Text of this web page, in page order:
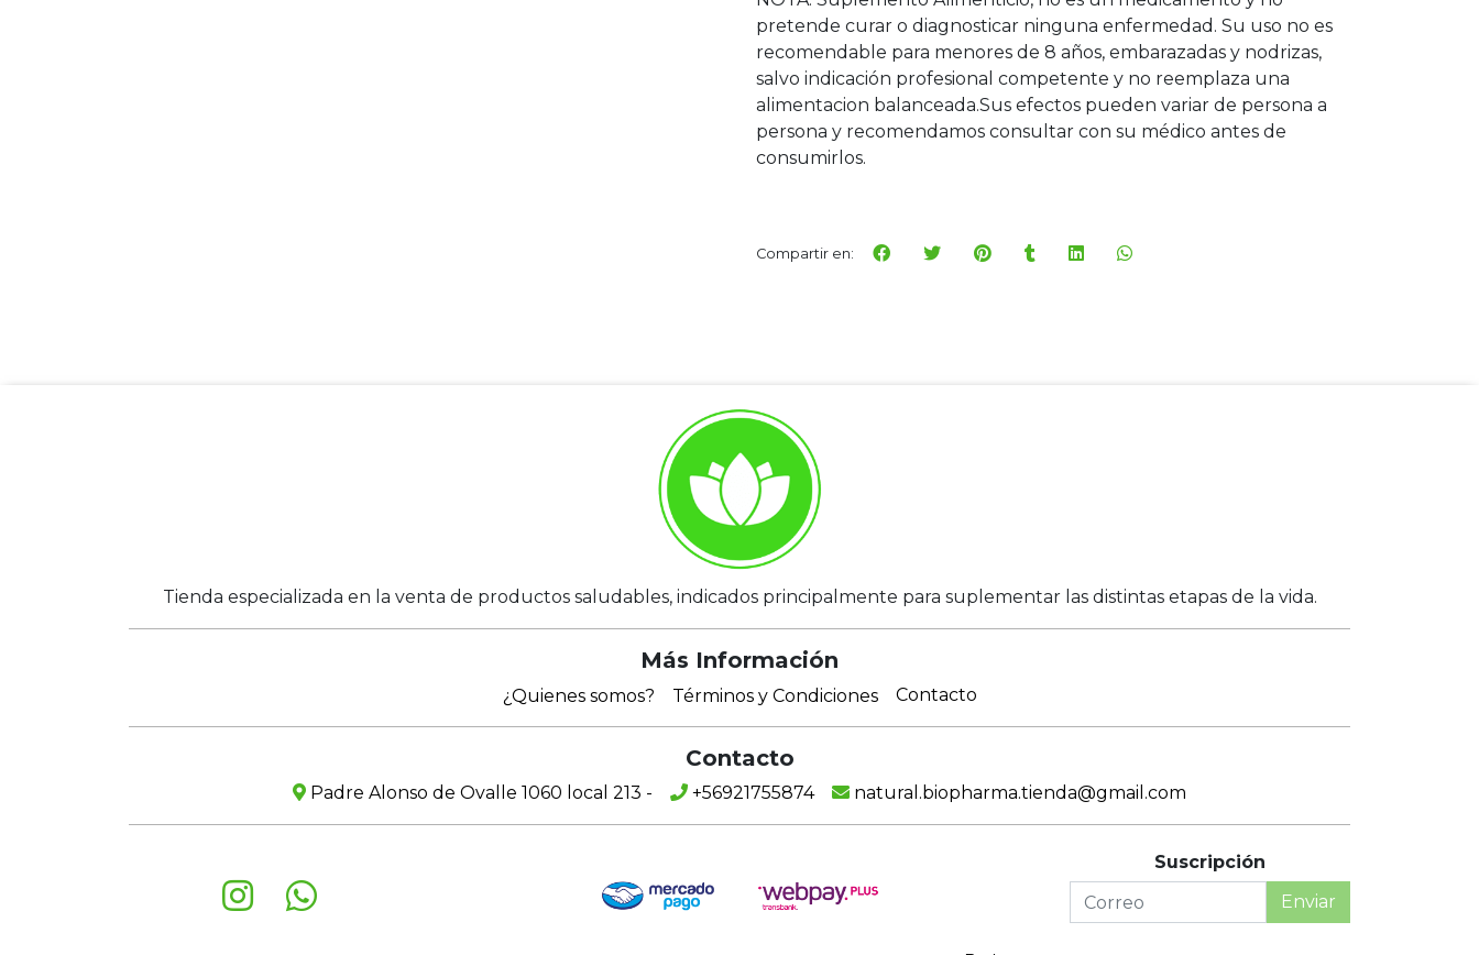
pretende curar o diagnosticar ninguna enfermedad. Su uso no es
recomendable para menores de 8 años, embarazadas y nodrizas,
salvo indicación profesional competente y no reemplaza una
alimentacion balanceada.Sus efectos pueden variar de persona a
persona y recomendamos consultar con su médico antes de
consumirlos.
Compartir en:
Tienda especializada en la venta de productos saludables, indicados principalmente para suplementar las distintas etapas de la vida.
Más Información
¿Quienes somos? Términos y Condiciones Contacto
Contacto
Padre Alonso de Ovalle 1060 local 213 - +56921755874 natural.biopharma.tienda@gmail.com
Suscripción
Enviar